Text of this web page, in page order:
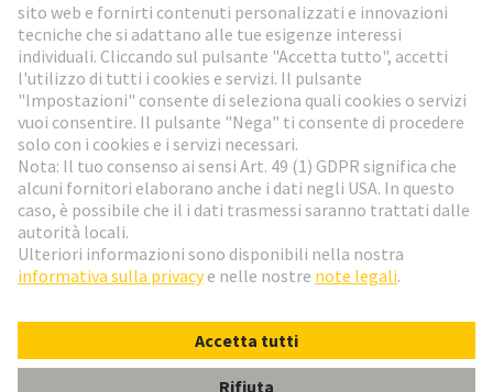
Vai al registrazione
Social Media
Svizzera Italiano
© HARTING Technology Group